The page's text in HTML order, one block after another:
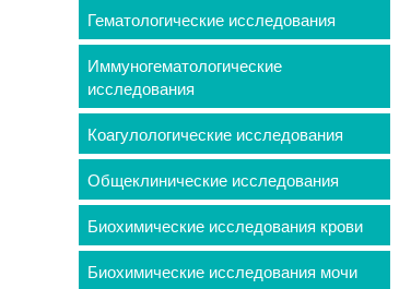
Гематологические исследования
Иммуногематологические
исследования
Коагулологические исследования
Общеклинические исследования
Биохимические исследования крови
Биохимические исследования мочи